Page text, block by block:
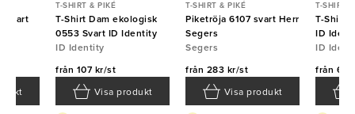
Svart
T-SHIRT & PIKÉ
T-Shirt Dam ekologisk
0553 Svart ID Identity
ID Identity
från 107 kr/st
Visa produkt
T-SHIRT & PIKÉ
Piketröja 6107 svart Herr
Segers
Segers
från 283 kr/st
Visa produkt
T-SHIRT
T-Shirt
ID
ID
från 67